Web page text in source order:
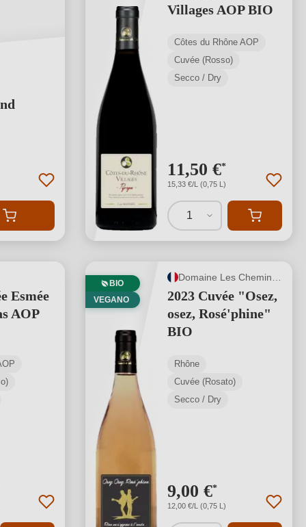
Villages AOP BIO
Côtes du Rhône AOP
Cuvée (Rosso)
Secco / Dry
11,50 €*
15,33 €/L (0,75 L)
1
Esmée
AOP
BIO
VEGANO
2023 Cuvée "Osez,
osez, Rosé'phine"
BIO
Rhône
Cuvée (Rosato)
Secco / Dry
9,00 €*
12,00 €/L (0,75 L)